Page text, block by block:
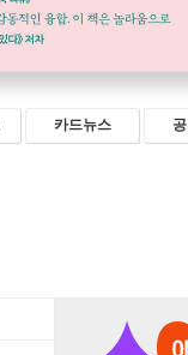
카드뉴스